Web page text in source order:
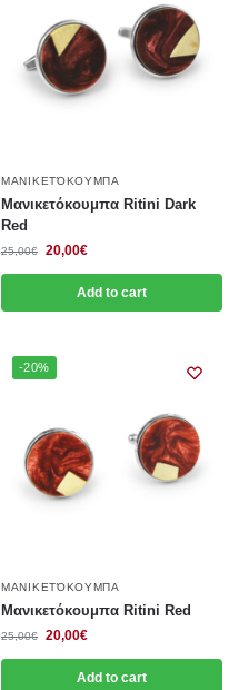
ΜΑΝΙΚΕΤΌΚΟΥΜΠΑ
Μανικετόκουμπα Ritini Dark
Red
25,00€ 20,00€
Add to cart
-20%
ΜΑΝΙΚΕΤΌΚΟΥΜΠΑ
Μανικετόκουμπα Ritini Red
25,00€ 20,00€
Add to cart